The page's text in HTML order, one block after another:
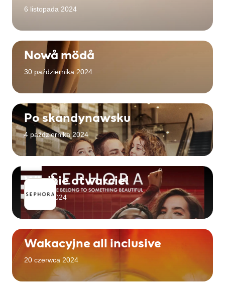
6 listopada 2024
Nowå mödå
30 października 2024
Po skandynawsku
4 października 2024
Wielkie otwarcie!
15 lipca 2024
Wakacyjne all inclusive
20 czerwca 2024